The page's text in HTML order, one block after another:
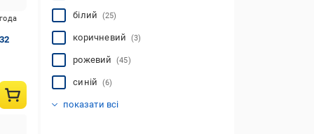
поліестер
(12)
натуральна шкіра
текстиль
показати всі
білий (25)
коричневий (3)
рожевий (45)
синій (6)
показати всі